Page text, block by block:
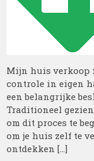
Mijn huis verkoop
controle in eigen
een belangrijke
Traditioneel
om dit proces te
om je huis zelf te
ontdekken […]